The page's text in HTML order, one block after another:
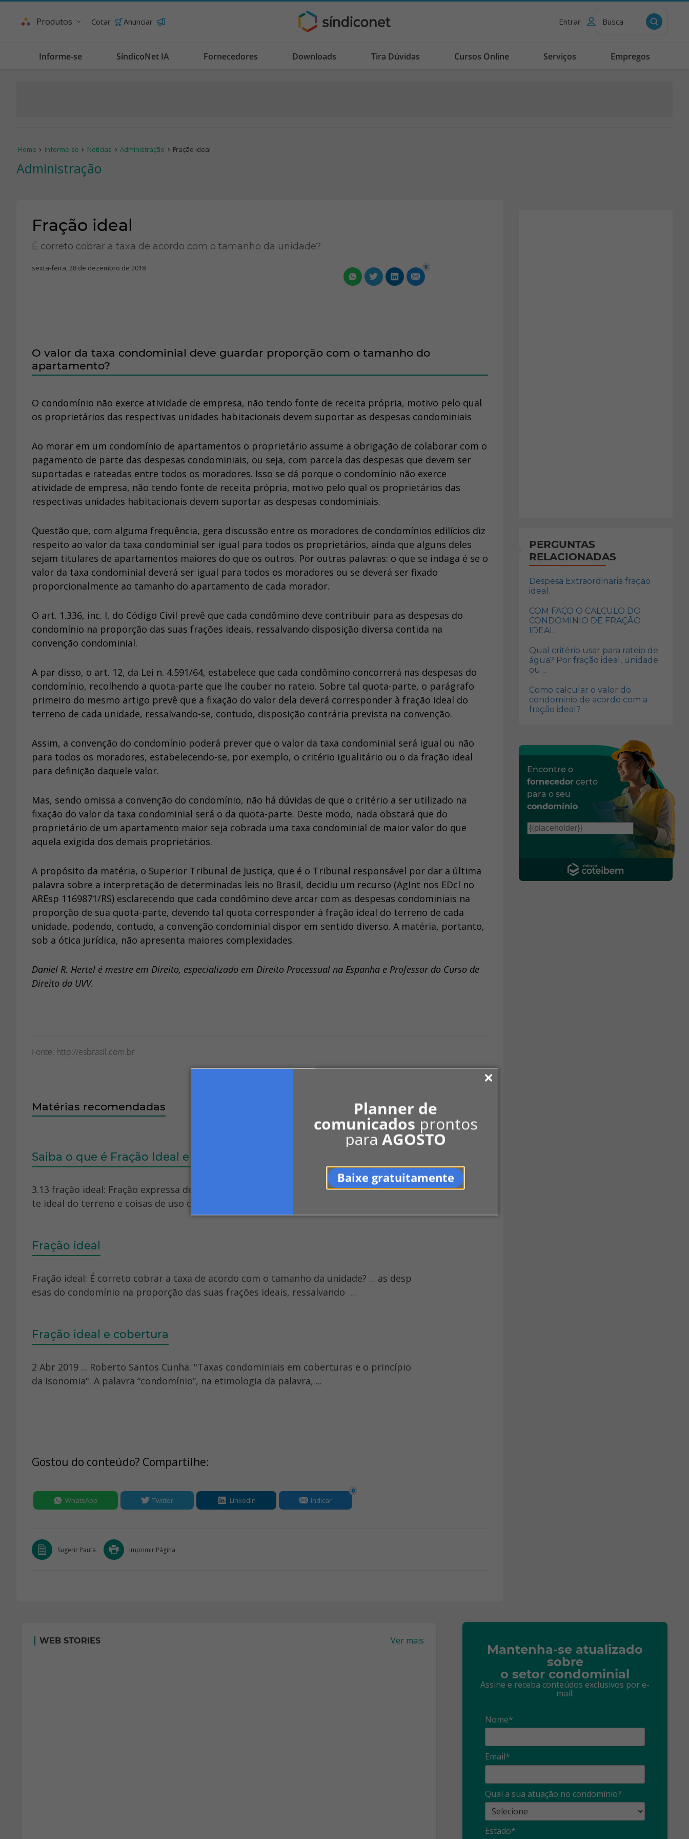
Planner de
comunicados prontos
paraAGOSTO
Baixe gratuitamente
Produtos Cotar Anunciar Entrar Busca
Informe-se SíndicoNet IA Fornecedores Downloads Tira Dúvidas Cursos Online Serviços Empregos
Home Informe-se Notícias Administração Fração ideal
Administração
Fração ideal
É correto cobrar a taxa de acordo com o tamanho da unidade?
sexta-feira, 28 de dezembro de 2018 0
O valor da taxa condominial deve guardar proporção com o tamanho do
apartamento?
O condomínio não exerce atividade de empresa, não tendo fonte de receita própria, motivo pelo qual
os proprietários das respectivas unidades habitacionais devem suportar as despesas condominiais
Ao morar em um condomínio de apartamentos o proprietário assume a obrigação de colaborar com o
pagamento de parte das despesas condominiais, ou seja, com parcela das despesas que devem ser
suportadas e rateadas entre todos os moradores. Isso se dá porque o condomínio não exerce
atividade de empresa, não tendo fonte de receita própria, motivo pelo qual os proprietários das
respectivas unidades habitacionais devem suportar as despesas condominiais.
Questão que, com alguma frequência, gera discussão entre os moradores de condomínios edilícios diz
respeito ao valor da taxa condominial ser igual para todos os proprietários, ainda que alguns deles
sejam titulares de apartamentos maiores do que os outros. Por outras palavras: o que se indaga é se o
valor da taxa condominial deverá ser igual para todos os moradores ou se deverá ser fixado
proporcionalmente ao tamanho do apartamento de cada morador.
O art. 1.336, inc. I, do Código Civil prevê que cada condômino deve contribuir para as despesas do
condomínio na proporção das suas frações ideais, ressalvando disposição diversa contida na
convenção condominial.
A par disso, o art. 12, da Lei n. 4.591/64, estabelece que cada condômino concorrerá nas despesas do
condomínio, recolhendo a quota-parte que lhe couber no rateio. Sobre tal quota-parte, o parágrafo
primeiro do mesmo artigo prevê que a fixação do valor dela deverá corresponder à fração ideal do
terreno de cada unidade, ressalvando-se, contudo, disposição contrária prevista na convenção.
Assim, a convenção do condomínio poderá prever que o valor da taxa condominial será igual ou não
para todos os moradores, estabelecendo-se, por exemplo, o critério igualitário ou o da fração ideal
para definição daquele valor.
Mas, sendo omissa a convenção do condomínio, não há dúvidas de que o critério a ser utilizado na
fixação do valor da taxa condominial será o da quota-parte. Deste modo, nada obstará que do
proprietário de um apartamento maior seja cobrada uma taxa condominial de maior valor do que
aquela exigida dos demais proprietários.
A propósito da matéria, o Superior Tribunal de Justiça, que é o Tribunal responsável por dar a última
palavra sobre a interpretação de determinadas leis no Brasil, decidiu um recurso (AgInt nos EDcl no
AREsp 1169871/RS) esclarecendo que cada condômino deve arcar com as despesas condominiais na
proporção de sua quota-parte, devendo tal quota corresponder à fração ideal do terreno de cada
unidade, podendo, contudo, a convenção condominial dispor em sentido diverso. A matéria, portanto,
sob a ótica jurídica, não apresenta maiores complexidades.
Daniel R. Hertel é mestre em Direito, especializado em Direito Processual na Espanha e Professor do Curso de
Direito da UVV.
Fonte: http://esbrasil.com.br
Matérias recomendadas
Saiba o que é Fração Ideal e entenda como é calculada
3.13 fração ideal: Fração expressa de forma decimal ou ordinária que representa a par
te ideal do terreno e coisas de uso comum atribuída à unidade autônoma, ...
Fração ideal
Fração ideal: É correto cobrar a taxa de acordo com o tamanho da unidade? ... as desp
esas do condomínio na proporção das suas frações ideais, ressalvando ...
Fração ideal e cobertura
2 Abr 2019 ... Roberto Santos Cunha: "Taxas condominiais em coberturas e o princípio
da isonomia". A palavra “condomínio”, na etimologia da palavra, ...
Gostou do conteúdo? Compartilhe:
WhatsApp Twitter LinkedIn Indicar
0
Sugerir Pauta Imprimir Página
PERGUNTAS
RELACIONADAS
Despesa Extraordinaria fraçao
ideal.
COM FAÇO O CALCULO DO
CONDOMINIO DE FRAÇÃO
IDEAL
Qual critério usar para rateio de
água? Por fração ideal, unidade
ou ...
Como calcular o valor do
condominio de acordo com a
fração ideal?
Encontre o
fornecedor certo
para o seu
condomínio
WEB STORIES Ver mais
Mantenha-se atualizado
sobre
o setor condominial
Assine e receba conteúdos exclusivos por e-
mail:
Nome*
Email*
Qual a sua atuação no condomínio?
Estado*